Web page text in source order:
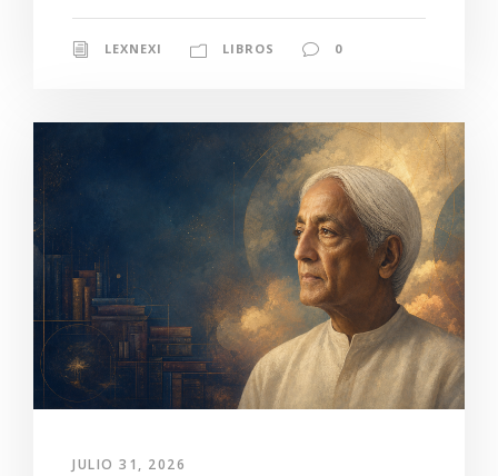
LEXNEXI LIBROS 0
JULIO 31, 2026